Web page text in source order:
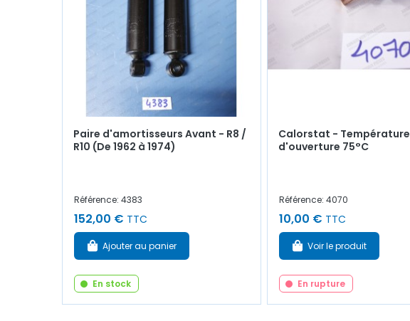
Paire d'amortisseurs Avant - R8 /
R10 (De 1962 à 1974)
Référence: 4383
152,00 € TTC
Ajouter au panier
En stock
Calorstat - Température
d'ouverture 75°C
Référence: 4070
10,00 € TTC
Voir le produit
En rupture